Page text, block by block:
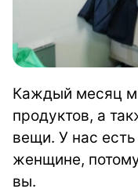
Каждый месяц
продуктов, а
вещи. У нас
женщине,
вы.